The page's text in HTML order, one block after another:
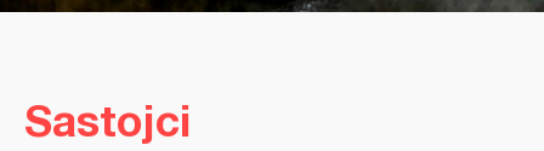
Sastojci